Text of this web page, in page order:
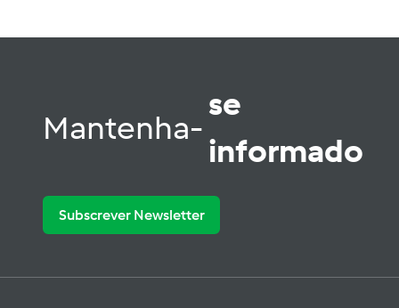
Mantenha-
se
informado
Subscrever Newsletter